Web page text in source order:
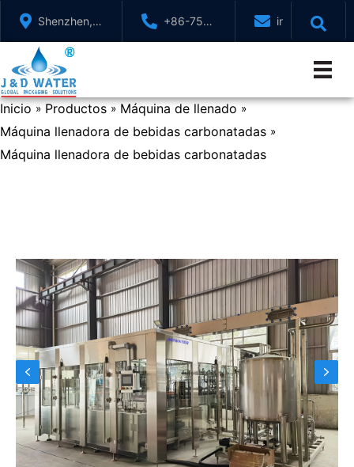
contenido
Shenzhen,
GuangDong,
China
+86-755-
88321071
Inicio » Productos » Máquina de llenado »
Máquina llenadora de bebidas carbonatadas »
Máquina llenadora de bebidas carbonatadas